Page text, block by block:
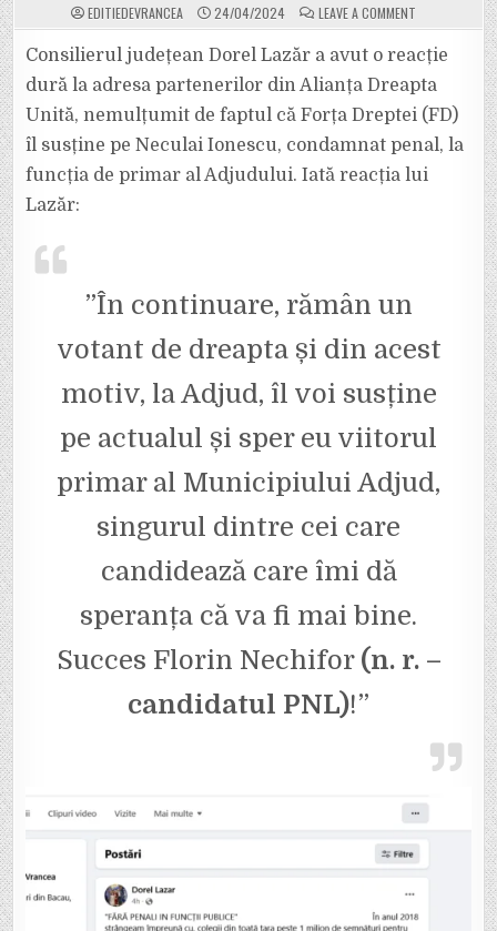
EDITIEDEVRANCEA 24/04/2024 LEAVE A COMMENTON
CONSILIERUL
USR,
DOREL
LAZĂR,
ATAC
LA
ADRESA
DREPTEI.
„FĂRĂ
PENALI
ÎN
Consilierul județean Dorel Lazăr a avut o reacție
dură la adresa partenerilor din Alianța Dreapta
Unită, nemulțumit de faptul că Forța Dreptei (FD)
îl susține pe Neculai Ionescu, condamnat penal, la
funcția de primar al Adjudului. Iată reacția lui
Lazăr:
”În continuare, rămân un
votant de dreapta și din acest
motiv, la Adjud, îl voi susține
pe actualul și sper eu viitorul
primar al Municipiului Adjud,
singurul dintre cei care
candidează care îmi dă
speranța că va fi mai bine.
Succes Florin Nechifor (n. r. –
candidatul PNL)!”